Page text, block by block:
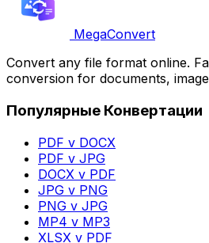
MegaConvert
Convert any file format online.
conversion for documents,
Популярные Конвертации
PDF v DOCX
PDF v JPG
DOCX v PDF
JPG v PNG
PNG v JPG
MP4 v MP3
XLSX v PDF